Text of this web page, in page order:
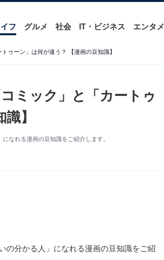
フ グルメ 社会 IT・ビジネス エンタメ
ゥーン」は何が違う？ 【漫画の豆知識】
ミック」と「カートゥ
】
なれる漫画の豆知識をご紹介します。
の分かる人」になれる漫画の豆知識をご紹